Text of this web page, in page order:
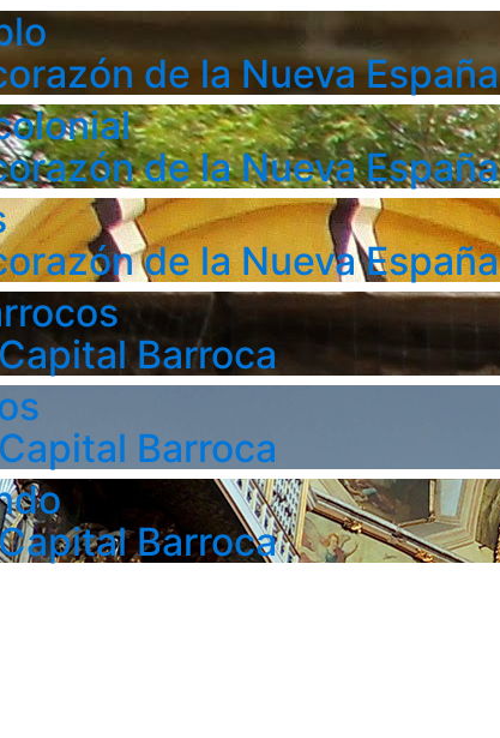
de la Nueva España
de la Nueva España
de la Nueva España
Barroca
Barroca
Barroca